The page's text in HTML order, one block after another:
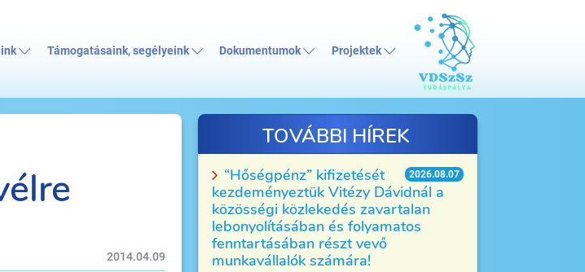
Támogatásaink, segélyeink Dokumentumok Projektek
2014.04.09
TOVÁBBI HÍREK
2026.08.07
“Hőségpénz” kifizetését
kezdeményeztük Vitézy Dávidnál a
közösségi közlekedés zavartalan
lebonyolításában és folyamatos
fenntartásában részt vevő
munkavállalók számára!